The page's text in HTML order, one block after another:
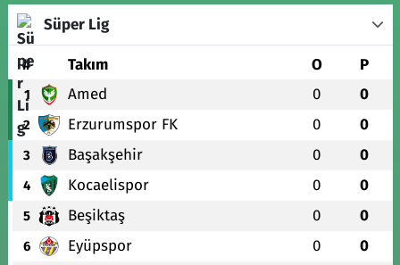
Süper Lig
# Takım O P
1 Amed 0 0
2 Erzurumspor FK 0 0
3 Başakşehir 0 0
4 Kocaelispor 0 0
5 Beşiktaş 0 0
6 Eyüpspor 0 0